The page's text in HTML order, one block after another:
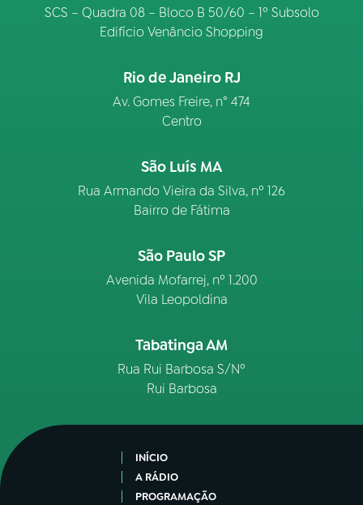
SCS – Quadra 08 – Bloco B 50/60 – 1º Subsolo
Edifício Venâncio Shopping
Rio de Janeiro RJ
Av. Gomes Freire, n° 474
Centro
São Luís MA
Rua Armando Vieira da Silva, nº 126
Bairro de Fátima
São Paulo SP
Avenida Mofarrej, nº 1.200
Vila Leopoldina
Tabatinga AM
Rua Rui Barbosa S/Nº
Rui Barbosa
INÍCIO
A RÁDIO
PROGRAMAÇÃO